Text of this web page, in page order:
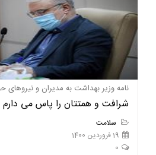
نامه وزیر بهداشت به مدیران و نیروهای
شرافت و همتتان را پاس می دارم
سلامت
19 فروردین 1400
0